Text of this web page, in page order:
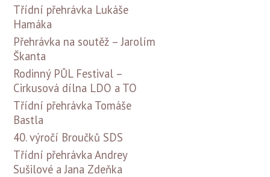
Třídní přehrávka Lukáše
Hamáka
Přehrávka na soutěž – Jarolím
Škanta
Rodinný PŮL Festival –
Cirkusová dílna LDO a TO
Třídní přehrávka Tomáše
Bastla
40. výročí Broučků SDS
Třídní přehrávka Andrey
Sušilové a Jana Zdeňka